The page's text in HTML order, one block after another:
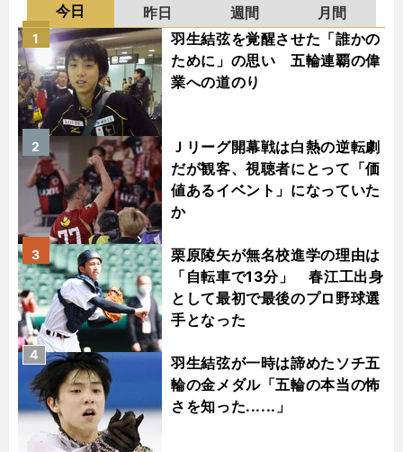
今日 昨日 週間
月間
羽生結弦を覚醒させた「誰かの
ために」の思い 五輪連覇の偉
業への道のり
1
Ｊリーグ開幕戦は白熱の逆転劇
だが観客、視聴者にとって「価
値あるイベント」になっていた
か
2
栗原陵矢が無名校進学の理由は
「自転車で13分」 春江工出身
として最初で最後のプロ野球選
手となった
3
羽生結弦が一時は諦めたソチ五
輪の金メダル「五輪の本当の怖
さを知った......」
4